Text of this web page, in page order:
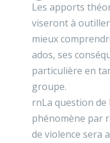
Les apports
viseront à
mieux
ados, ses
particulière en
groupe.
rnLa question de
phénomène par
de violence sera